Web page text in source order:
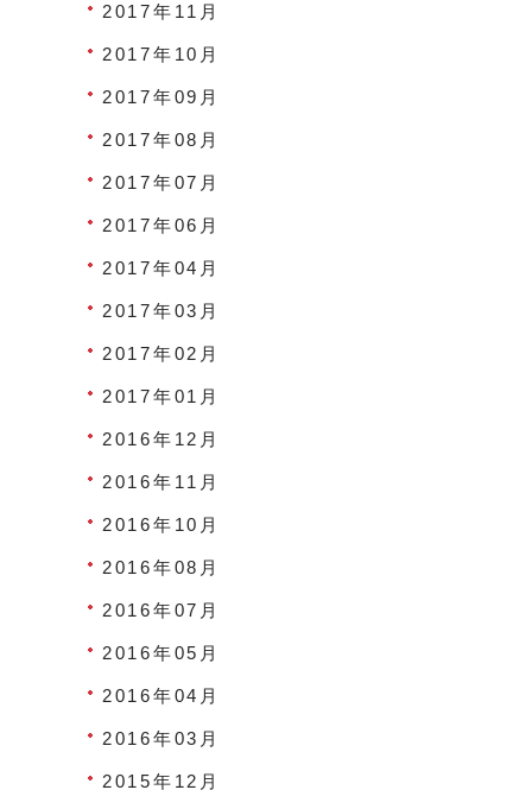
2017年11月
2017年10月
2017年09月
2017年08月
2017年07月
2017年06月
2017年04月
2017年03月
2017年02月
2017年01月
2016年12月
2016年11月
2016年10月
2016年08月
2016年07月
2016年05月
2016年04月
2016年03月
2015年12月